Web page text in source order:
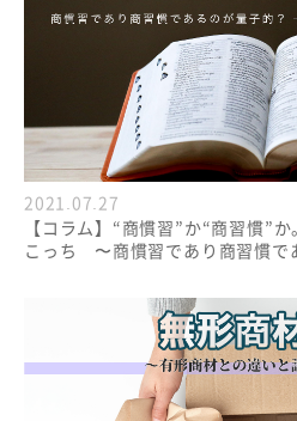
2021.07.27
【コラム】“商慣習”か“商習慣”
こっち 〜商慣習であり商習慣で